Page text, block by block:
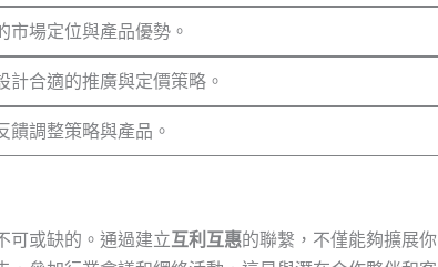
市場定位與產品優勢。
計合適的推廣與定價策略。
饋調整策略與產品。
可或缺的。通過建立互利互惠的聯繫，不僅能夠擴展你